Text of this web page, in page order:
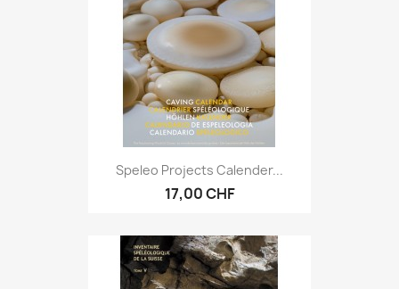
Speleo Projects Calender...
17,00 CHF